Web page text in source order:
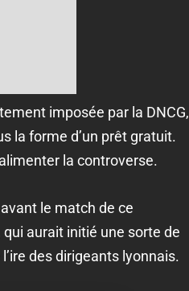
imposée par la DNCG,
la forme d’un prêt gratuit.
la controverse.
le match de ce
aurait initié une sorte de
des dirigeants lyonnais.